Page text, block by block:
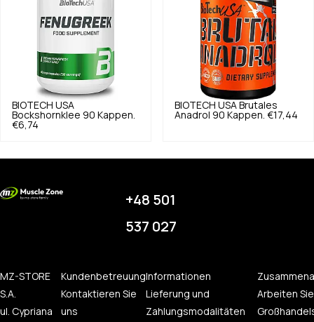
BIOTECH USA
Bockshornklee 90 Kappen.
€6,74
BIOTECH USA Brutales
Anadrol 90 Kappen. €17,44
+48 501
537 027
MZ-STORE
S.A.
ul. Cypriana
Kundenbetreuung
Kontaktieren Sie
uns
Informationen
Lieferung und
Zahlungsmodalitäten
Arbeiten